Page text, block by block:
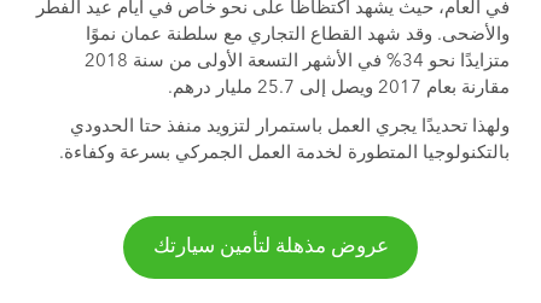
في العام، حيث يشهد اكتظاظاً على نحو خاص في أيام عيد الفطر
والأضحى. وقد شهد القطاع التجاري مع سلطنة عمان نموًا
متزايدًا نحو 34% في الأشهر التسعة الأولى من سنة 2018
مقارنة بعام 2017 ويصل إلى 25.7 مليار درهم.
ولهذا تحديدًا يجري العمل باستمرار لتزويد منفذ حتا الحدودي
بالتكنولوجيا المتطورة لخدمة العمل الجمركي بسرعة وكفاءة.
عروض مذهلة لتأمين سيارتك